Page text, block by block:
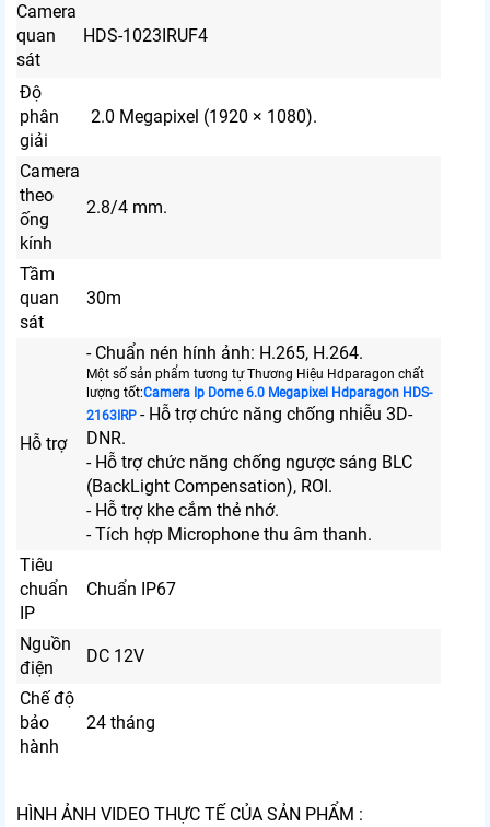
Camera
quan
sát
HDS-1023IRUF4
Độ
phân
giải
2.0 Megapixel (1920 × 1080).
Camera
theo
ống
kính
2.8/4 mm.
Tầm
quan
sát
30m
Hỗ trợ
- Chuẩn nén hính ảnh: H.265, H.264.
Một số sản phẩm tương tự Thương Hiệu Hdparagon chất
lượng tốt:Camera Ip Dome 6.0 Megapixel Hdparagon HDS-
2163IRP - Hỗ trợ chức năng chống nhiễu 3D-
DNR.
- Hỗ trợ chức năng chống ngược sáng BLC
(BackLight Compensation), ROI.
- Hỗ trợ khe cắm thẻ nhớ.
- Tích hợp Microphone thu âm thanh.
Tiêu
chuẩn
IP
Chuẩn IP67
Nguồn
điện
DC 12V
Chế độ
bảo
hành
24 tháng
HÌNH ẢNH VIDEO THỰC TẾ CỦA SẢN PHẨM :